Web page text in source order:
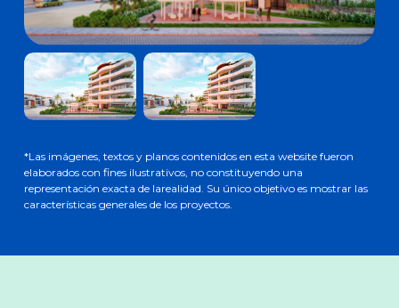
*Las imágenes, textos y planos contenidos en esta website fueron
elaborados con fines ilustrativos, no constituyendo una
representación exacta de larealidad. Su único objetivo es mostrar las
características generales de los proyectos.